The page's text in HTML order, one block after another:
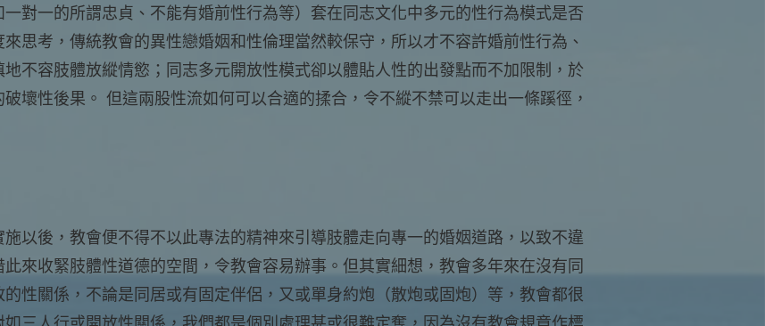
對一的所謂忠貞、不能有婚前性行為等）套在同志文化中多元的性行為模式是否
思考，傳統教會的異性戀婚姻和性倫理當然較保守，所以才不容許婚前性行為、
不容肢體放縱情慾；同志多元開放性模式卻以體貼人性的出發點而不加限制，於
壞性後果。 但這兩股性流如何可以合適的揉合，令不縱不禁可以走出一條蹊徑，
以後，教會便不得不以此專法的精神來引導肢體走向專一的婚姻道路，以致不違
來收緊肢體性道德的空間，令教會容易辦事。但其實細想，教會多年來在沒有同
性關係，不論是同居或有固定伴侶，又或單身約炮（散炮或固炮）等，教會都很